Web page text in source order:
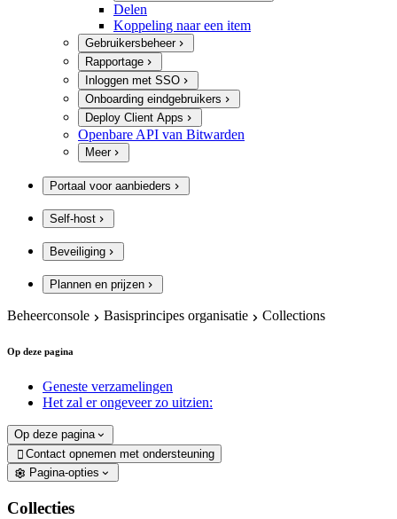
Delen
Koppeling naar een item
Gebruikersbeheer
Rapportage
Inloggen met SSO
Onboarding eindgebruikers
Deploy Client Apps
Openbare API van Bitwarden
Meer
Portaal voor aanbieders
Self-host
Beveiliging
Plannen en prijzen
Beheerconsole Basisprincipes organisatie Collections
Op deze pagina
Geneste verzamelingen
Het zal er ongeveer zo uitzien:
Op deze pagina
 Contact opnemen met ondersteuning
Pagina-opties
Collecties